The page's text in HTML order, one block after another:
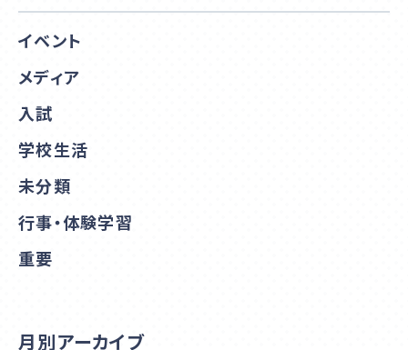
イベント
メディア
入試
学校生活
未分類
行事・体験学習
重要
月別アーカイブ